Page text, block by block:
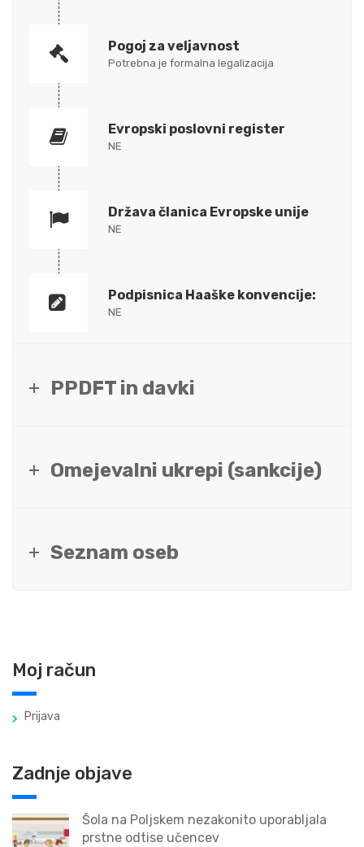
Pogoj za veljavnost
Potrebna je formalna legalizacija
Evropski poslovni register
NE
Država članica Evropske unije
NE
Podpisnica Haaške konvencije:
NE
PPDFT in davki
Omejevalni ukrepi (sankcije)
Seznam oseb
Moj račun
Prijava
Zadnje objave
Šola na Poljskem nezakonito uporabljala
prstne odtise učencev